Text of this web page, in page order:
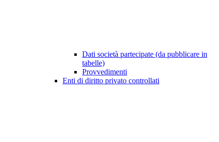
Dati società partecipate (da pubblicare in
tabelle)
Provvedimenti
Enti di diritto privato controllati